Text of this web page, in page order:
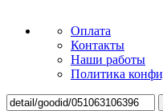
Оплата
Контакты
Наши работы
Политика